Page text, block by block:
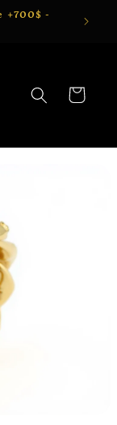
+700$ -
Panier